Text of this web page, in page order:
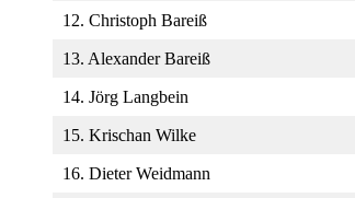
12. Christoph Bareiß
13. Alexander Bareiß
14. Jörg Langbein
15. Krischan Wilke
16. Dieter Weidmann